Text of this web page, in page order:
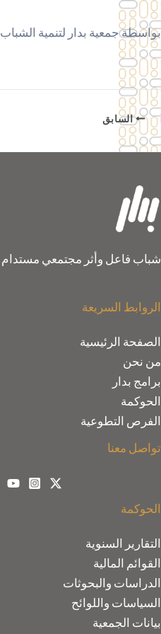
تخطي
إلى
المحتوى
بواسطةجمعية بدار لتنمية الشباب
السابق
شباب فاعل وأثر مجتمعي مستدام
الروابط السريعة
الصفحة الرئيسية
من نحن
برامج بدار
الحوكمة
الفرص التطوعية
تواصل معنا
الحوكمة
التقارير السنوية
القوائم المالية
الدراسات والبحوثات
السياسات واللوائح
بيانات الجمعية